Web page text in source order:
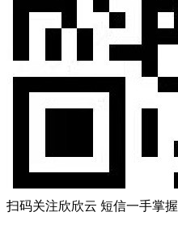
扫码关注欣欣云 短信一手掌握